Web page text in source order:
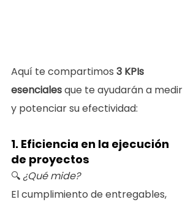
Aquí te compartimos 3 KPIs
esenciales que te ayudarán a medir
y potenciar su efectividad:
1. Eficiencia en la ejecución
de proyectos
🔍 ¿Qué mide?
El cumplimiento de entregables,